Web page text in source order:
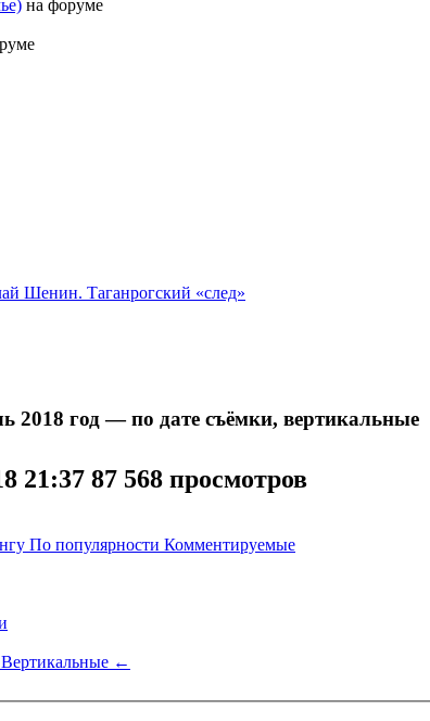
на форуме
Шенин. Таганрогский «след»
2018 год — по дате съёмки, вертикальные
21:37 87 568 просмотров
По популярности Комментируемые
Вертикальные ←